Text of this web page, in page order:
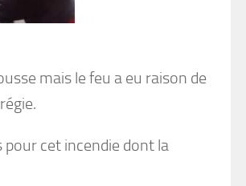
mais le feu a eu raison de
cet incendie dont la